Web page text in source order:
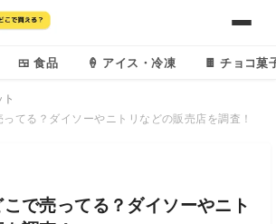
🍱 食品 🍦 アイス・冷凍 🍫 チョコ菓
てる？ダイソーやニトリなどの販売店を調査！
で売ってる？ダイソーやニト